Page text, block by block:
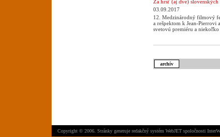
Za hrsť (aj dve)
03.09.2017
12. Medzinárodný filmový
a rešpektom k Jean-
svetovú premiéru a
archív
Copyright © 2006. Stránky generuje redakčný systém WebJET spoločnosti